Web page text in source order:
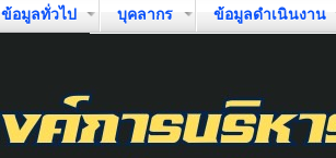
ข้อมูลทั่วไป บุคลากร ข้อมูลดำเนินงาน